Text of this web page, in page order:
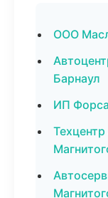
ООО
Барнаул
ИП